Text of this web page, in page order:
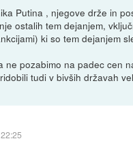
Putina , njegove drže in
ostalih tem dejanjem,
ki so tem dejanjem
ne pozabimo na padec cen
tudi v bivših državah